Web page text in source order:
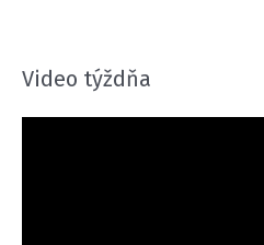
Video týždňa